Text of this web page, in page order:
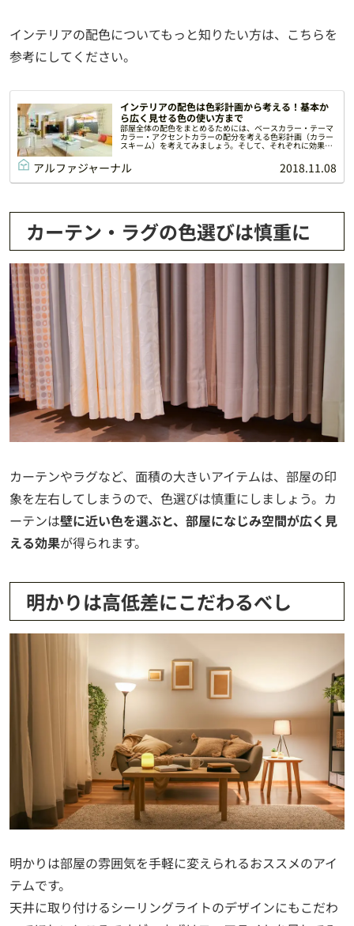
インテリアの配色についてもっと知りたい方は、こちらを
参考にしてください。
インテリアの配色は色彩計画から考える！基本か
ら広く見せる色の使い方まで
部屋全体の配色をまとめるためには、ベースカラー・テーマ
カラー・アクセントカラーの配分を考える色彩計画（カラー
スキーム）を考えてみましょう。そして、それぞれに効果を
ることができますよ。
アルファジャーナル 2018.11.08
カーテン・ラグの色選びは慎重に
カーテンやラグなど、面積の大きいアイテムは、部屋の印
象を左右してしまうので、色選びは慎重にしましょう。カ
ーテンは壁に近い色を選ぶと、部屋になじみ空間が広く見
える効果が得られます。
明かりは高低差にこだわるべし
明かりは部屋の雰囲気を手軽に変えられるおススメのアイ
テムです。
天井に取り付けるシーリングライトのデザインにもこだわ